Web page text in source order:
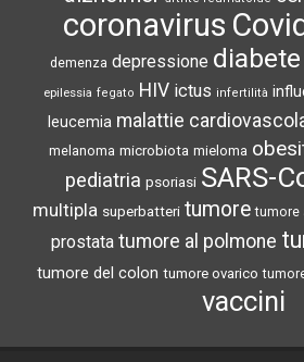
coronavirus
demenza depressione diabete
epilessia fegato HIV ictus infertilità
leucemia malattie
melanoma microbiota mieloma
pediatria psoriasi SARS-
multipla superbatteri tumore tumore
prostata tumore al polmone
tumore del colon tumore ovarico
vaccini